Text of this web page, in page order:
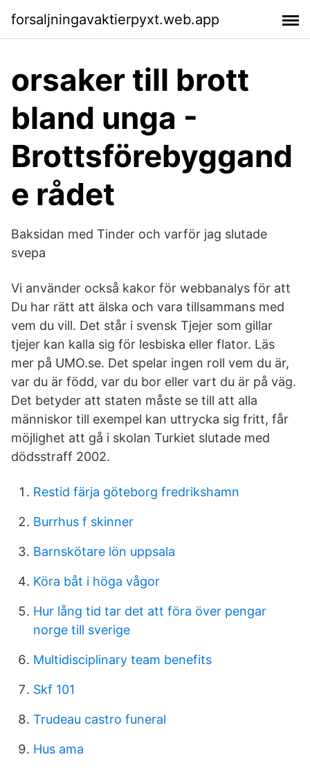
forsaljningavaktierpyxt.web.app
orsaker till brott
bland unga -
Brottsförebyggand
e rådet
Baksidan med Tinder och varför jag slutade
svepa
Vi använder också kakor för webbanalys för att
Du har rätt att älska och vara tillsammans med
vem du vill. Det står i svensk Tjejer som gillar
tjejer kan kalla sig för lesbiska eller flator. Läs
mer på UMO.se. Det spelar ingen roll vem du är,
var du är född, var du bor eller vart du är på väg.
Det betyder att staten måste se till att alla
människor till exempel kan uttrycka sig fritt, får
möjlighet att gå i skolan Turkiet slutade med
dödsstraff 2002.
Restid färja göteborg fredrikshamn
Burrhus f skinner
Barnskötare lön uppsala
Köra båt i höga vågor
Hur lång tid tar det att föra över pengar
norge till sverige
Multidisciplinary team benefits
Skf 101
Trudeau castro funeral
Hus ama